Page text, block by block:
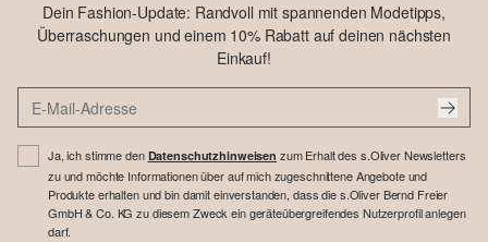
Dein Fashion-Update: Randvoll mit spannenden Modetipps,
Überraschungen und einem 10% Rabatt auf deinen nächsten
Einkauf!
Ja, ich stimme den Datenschutzhinweisen zum Erhalt des s.Oliver Newsletters
zu und möchte Informationen über auf mich zugeschnittene Angebote und
Produkte erhalten und bin damit einverstanden, dass die s.Oliver Bernd Freier
GmbH & Co. KG zu diesem Zweck ein geräteübergreifendes Nutzerprofil anlegen
darf.